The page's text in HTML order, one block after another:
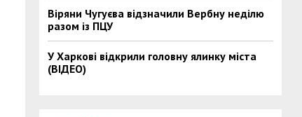
Віряни Чугуєва відзначили Вербну неділю
разом із ПЦУ
У Харкові відкрили головну ялинку міста
(ВІДЕО)